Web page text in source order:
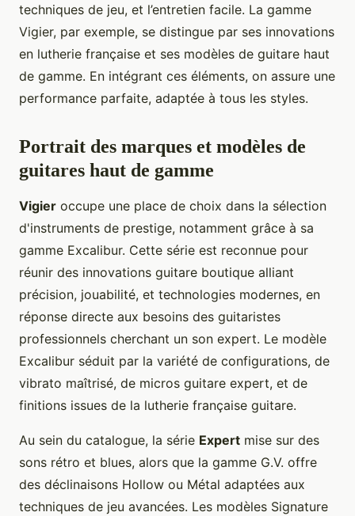
techniques de jeu, et l’entretien facile. La gamme
Vigier, par exemple, se distingue par ses innovations
en lutherie française et ses modèles de guitare haut
de gamme. En intégrant ces éléments, on assure une
performance parfaite, adaptée à tous les styles.
Portrait des marques et modèles de
guitares haut de gamme
Vigier occupe une place de choix dans la sélection
d'instruments de prestige, notamment grâce à sa
gamme Excalibur. Cette série est reconnue pour
réunir des innovations guitare boutique alliant
précision, jouabilité, et technologies modernes, en
réponse directe aux besoins des guitaristes
professionnels cherchant un son expert. Le modèle
Excalibur séduit par la variété de configurations, de
vibrato maîtrisé, de micros guitare expert, et de
finitions issues de la lutherie française guitare.
Au sein du catalogue, la série Expert mise sur des
sons rétro et blues, alors que la gamme G.V. offre
des déclinaisons Hollow ou Métal adaptées aux
techniques de jeu avancées. Les modèles Signature